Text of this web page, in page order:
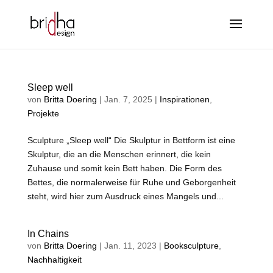
Sleep well
von Britta Doering | Jan. 7, 2025 | Inspirationen
Projekte
Sculpture „Sleep well“ Die Skulptur in Bettform ist eine
Skulptur, die an die Menschen erinnert, die kein
Zuhause und somit kein Bett haben. Die Form des
Bettes, die normalerweise für Ruhe und Geborgenheit
steht, wird hier zum Ausdruck eines Mangels und...
In Chains
von Britta Doering | Jan. 11, 2023 | Booksculpture,
Nachhaltigkeit